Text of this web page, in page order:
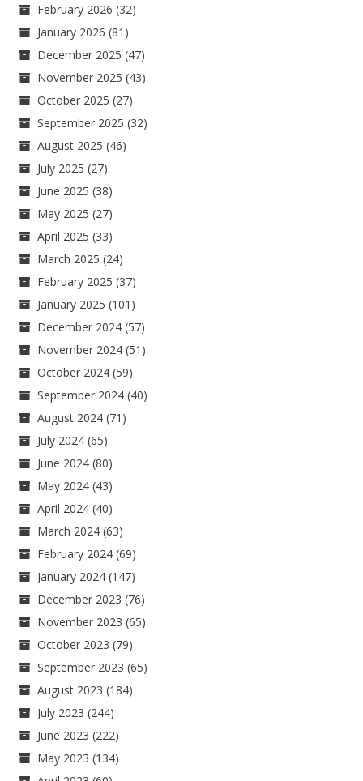
February 2026 (32)
January 2026 (81)
December 2025 (47)
November 2025 (43)
October 2025 (27)
September 2025 (32)
August 2025 (46)
July 2025 (27)
June 2025 (38)
May 2025 (27)
April 2025 (33)
March 2025 (24)
February 2025 (37)
January 2025 (101)
December 2024 (57)
November 2024 (51)
October 2024 (59)
September 2024 (40)
August 2024 (71)
July 2024 (65)
June 2024 (80)
May 2024 (43)
April 2024 (40)
March 2024 (63)
February 2024 (69)
January 2024 (147)
December 2023 (76)
November 2023 (65)
October 2023 (79)
September 2023 (65)
August 2023 (184)
July 2023 (244)
June 2023 (222)
May 2023 (134)